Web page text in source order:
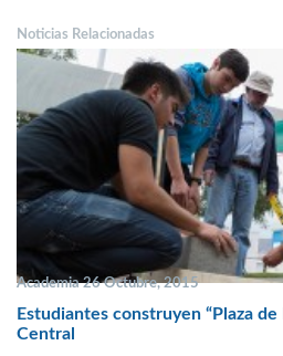
Noticias Relacionadas
Academia 26 Octubre, 2015
Estudiantes construyen “Plaza
Central